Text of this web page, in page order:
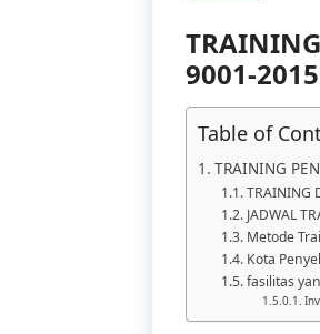
9001-2015
Table of
TRAINING
TRAINING
JADWAL
Metode
Kota
fasilitas